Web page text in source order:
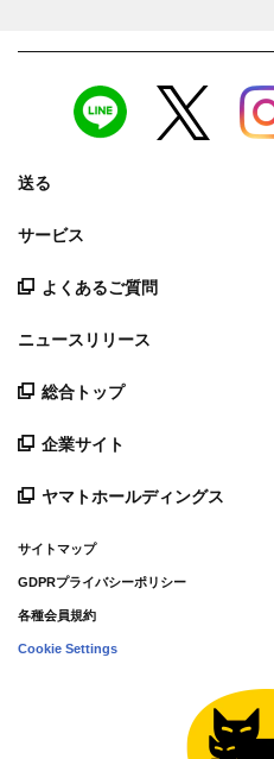
送る
サービス
よくあるご質問
ニュースリリース
総合トップ
企業サイト
ヤマトホールディングス
サイトマップ
GDPRプライバシーポリシー
各種会員規約
Cookie Settings